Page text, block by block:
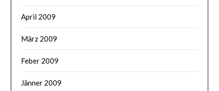
April 2009
März 2009
Feber 2009
Jänner 2009